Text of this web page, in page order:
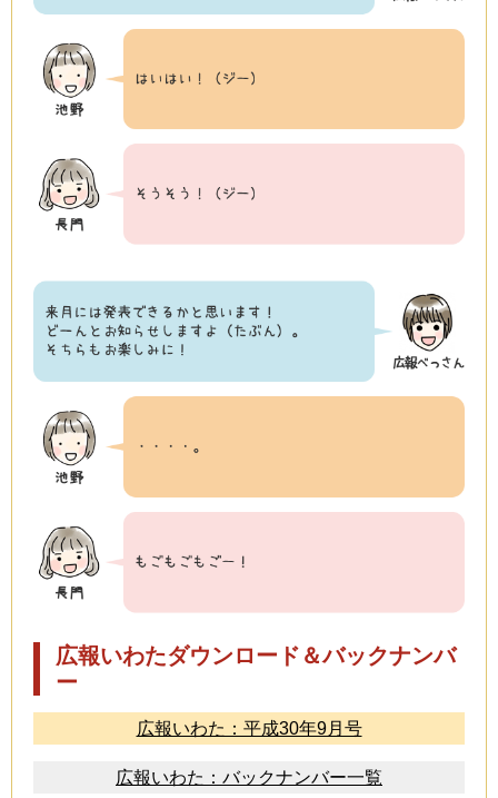
広報いわたダウンロード＆バックナンバ
ー
広報いわた：平成30年9月号
広報いわた：バックナンバー一覧